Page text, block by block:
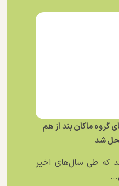
گروه ماکان بند از هم
شد
که طی سال‌های اخیر